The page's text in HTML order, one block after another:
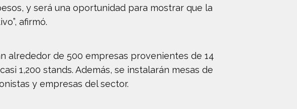
y será una oportunidad para mostrar que la
afirmó.
alrededor de 500 empresas provenientes de 14
1,200 stands. Además, se instalarán mesas de
y empresas del sector.